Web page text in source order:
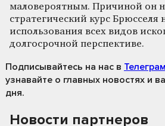
маловероятным. Причиной он
стратегический курс Брюсселя
использования всех видов
долгосрочной перспективе.
Подписывайтесь на нас в
узнавайте о главных новостях и
дня.
Новости партнеров